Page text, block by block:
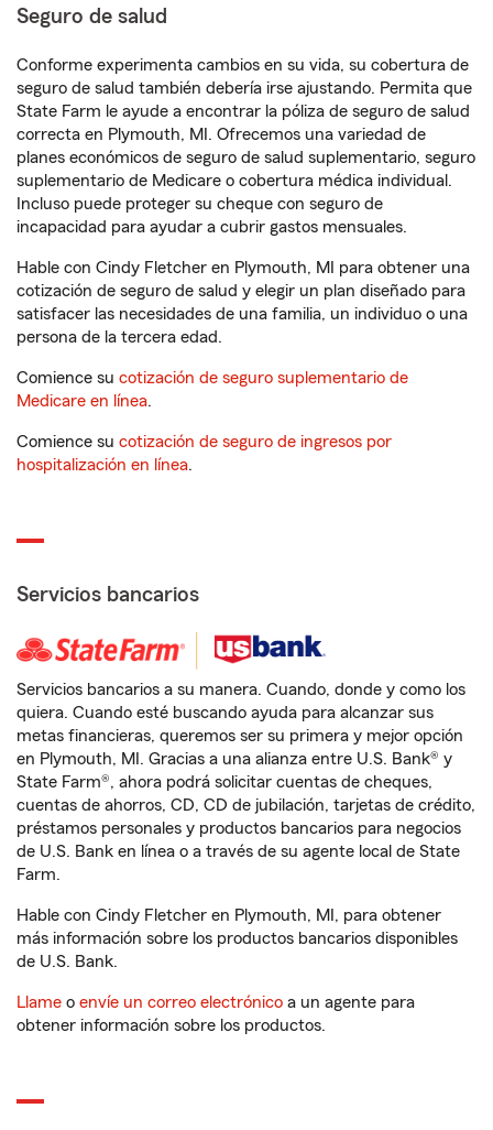
Seguro de salud
Conforme experimenta cambios en su vida, su cobertura de
seguro de salud también debería irse ajustando. Permita que
State Farm le ayude a encontrar la póliza de seguro de salud
correcta en Plymouth, MI. Ofrecemos una variedad de
planes económicos de seguro de salud suplementario, seguro
suplementario de Medicare o cobertura médica individual.
Incluso puede proteger su cheque con seguro de
incapacidad para ayudar a cubrir gastos mensuales.
Hable con Cindy Fletcher en Plymouth, MI para obtener una
cotización de seguro de salud y elegir un plan diseñado para
satisfacer las necesidades de una familia, un individuo o una
persona de la tercera edad.
Comience su cotización de seguro suplementario de
Medicare en línea.
Comience su cotización de seguro de ingresos por
hospitalización en línea.
Servicios bancarios
Servicios bancarios a su manera. Cuando, donde y como los
quiera. Cuando esté buscando ayuda para alcanzar sus
metas financieras, queremos ser su primera y mejor opción
en Plymouth, MI. Gracias a una alianza entre U.S. Bank® y
State Farm®, ahora podrá solicitar cuentas de cheques,
cuentas de ahorros, CD, CD de jubilación, tarjetas de crédito,
préstamos personales y productos bancarios para negocios
de U.S. Bank en línea o a través de su agente local de State
Farm.
Hable con Cindy Fletcher en Plymouth, MI, para obtener
más información sobre los productos bancarios disponibles
de U.S. Bank.
Llame o envíe un correo electrónico a un agente para
obtener información sobre los productos.